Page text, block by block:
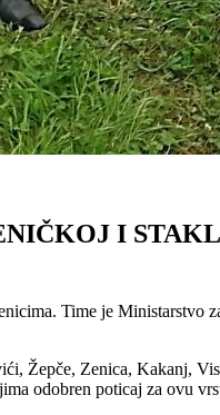
I
Time je Ministarstvo
Žepče, Zenica, Kakanj,
odobren poticaj za ovu